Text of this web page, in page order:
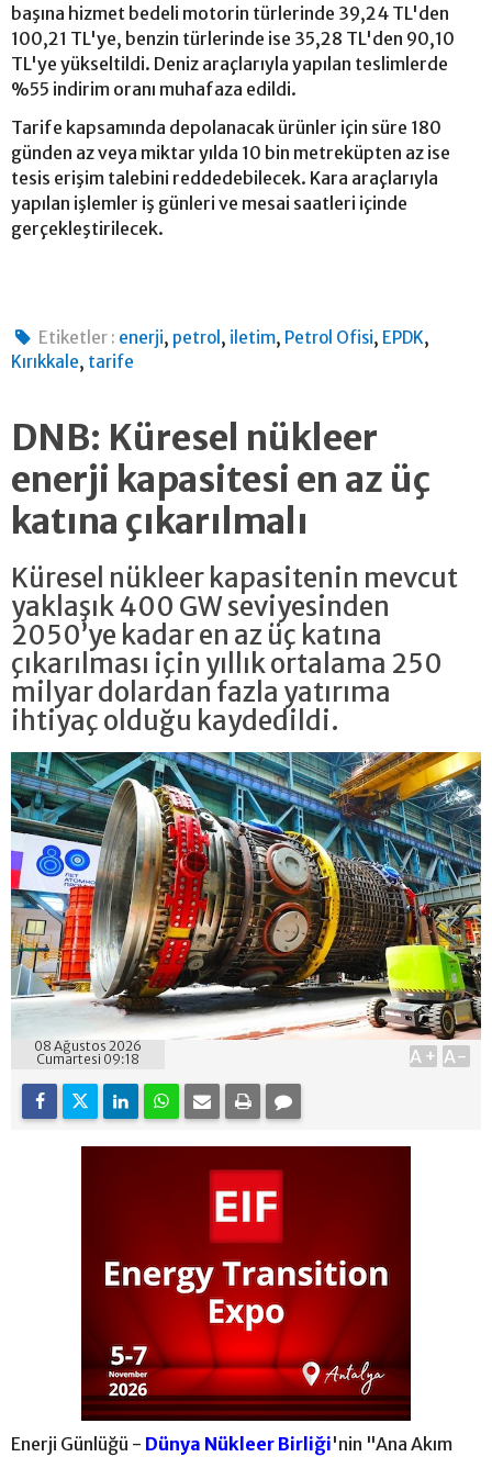
başına hizmet bedeli motorin türlerinde 39,24 TL'den
100,21 TL'ye, benzin türlerinde ise 35,28 TL'den 90,10
TL'ye yükseltildi. Deniz araçlarıyla yapılan teslimlerde
%55 indirim oranı muhafaza edildi.
Tarife kapsamında depolanacak ürünler için süre 180
günden az veya miktar yılda 10 bin metreküpten az ise
tesis erişim talebini reddedebilecek. Kara araçlarıyla
yapılan işlemler iş günleri ve mesai saatleri içinde
gerçekleştirilecek.
Etiketler : enerji, petrol , iletim, Petrol Ofisi, EPDK,
Kırıkkale, tarife
DNB: Küresel nükleer
enerji kapasitesi en az üç
katına çıkarılmalı
Küresel nükleer kapasitenin mevcut
yaklaşık 400 GW seviyesinden
2050’ye kadar en az üç katına
çıkarılması için yıllık ortalama 250
milyar dolardan fazla yatırıma
ihtiyaç olduğu kaydedildi.
08 Ağustos 2026
Cumartesi 09:18
A+ A-
Enerji Günlüğü - Dünya Nükleer Birliği'nin "Ana Akım